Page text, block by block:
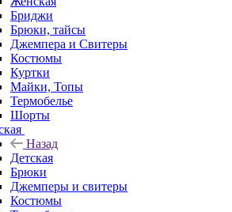
Бриджи
Брюки, тайсы
Джемпера и Свитеры
Костюмы
Куртки
Майки, Топы
Термобелье
Шорты
Назад
Детская
Брюки
Джемперы и свитеры
Костюмы